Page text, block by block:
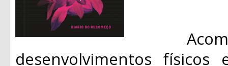
desenvolvimentos